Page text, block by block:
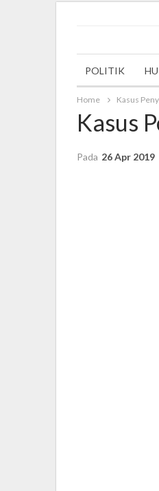
POLITIK
Home Kasus
Kasus
Pada 26 Apr 2019